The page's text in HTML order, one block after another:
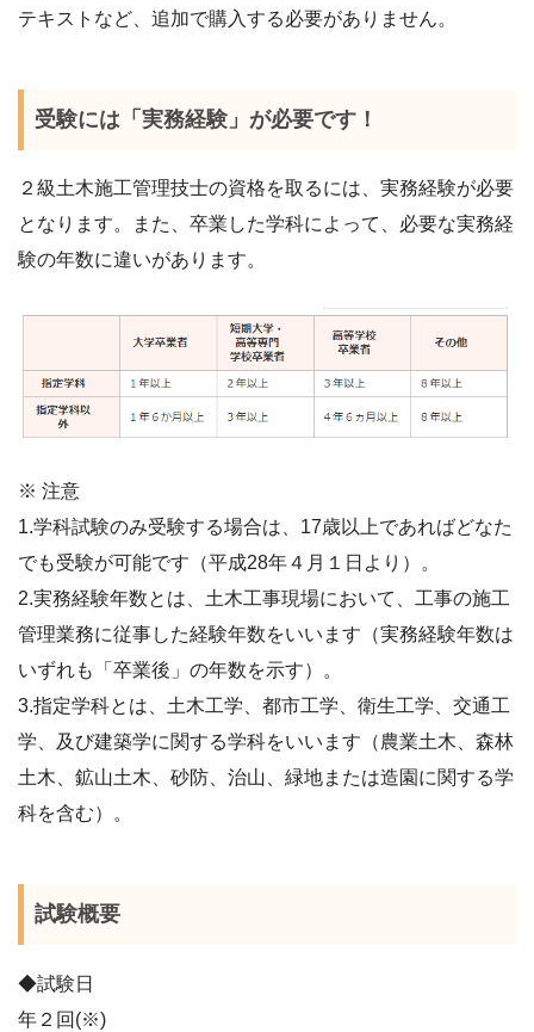
テキストなど、追加で購入する必要がありません。
受験には「実務経験」が必要です！
２級土木施工管理技士の資格を取るには、実務経験が必要
となります。また、卒業した学科によって、必要な実務経
験の年数に違いがあります。
※ 注意
1.学科試験のみ受験する場合は、17歳以上であればどなた
でも受験が可能です（平成28年４月１日より）。
2.実務経験年数とは、土木工事現場において、工事の施工
管理業務に従事した経験年数をいいます（実務経験年数は
いずれも「卒業後」の年数を示す）。
3.指定学科とは、土木工学、都市工学、衛生工学、交通工
学、及び建築学に関する学科をいいます（農業土木、森林
土木、鉱山土木、砂防、治山、緑地または造園に関する学
科を含む）。
試験概要
◆試験日
年２回(※)